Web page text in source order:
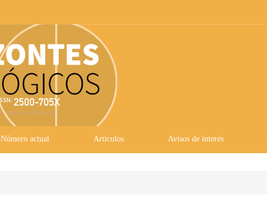
Número actual Artículos Avisos de interés